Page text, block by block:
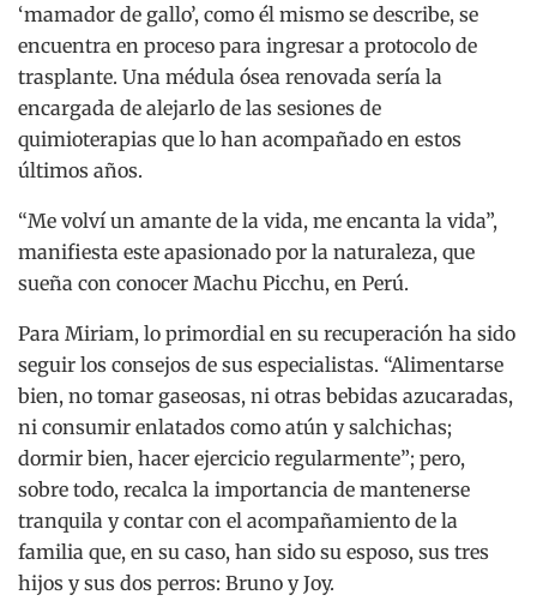
‘mamador de gallo’, como él mismo se describe, se
encuentra en proceso para ingresar a protocolo de
trasplante. Una médula ósea renovada sería la
encargada de alejarlo de las sesiones de
quimioterapias que lo han acompañado en estos
últimos años.
“Me volví un amante de la vida, me encanta la vida”,
manifiesta este apasionado por la naturaleza, que
sueña con conocer Machu Picchu, en Perú.
Para Miriam, lo primordial en su recuperación ha sido
seguir los consejos de sus especialistas. “Alimentarse
bien, no tomar gaseosas, ni otras bebidas azucaradas,
ni consumir enlatados como atún y salchichas;
dormir bien, hacer ejercicio regularmente”; pero,
sobre todo, recalca la importancia de mantenerse
tranquila y contar con el acompañamiento de la
familia que, en su caso, han sido su esposo, sus tres
hijos y sus dos perros: Bruno y Joy.